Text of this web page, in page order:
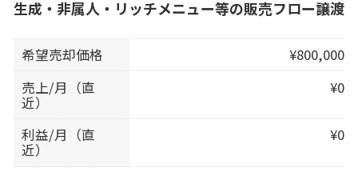
生成・非属人・リッチメニュー等の販売フロー譲渡
希望売却価格
¥800,000
売上/月（直
近）
¥0
利益/月（直
近）
¥0